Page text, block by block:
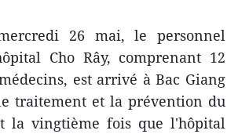
26 mai, le personnel
Cho Rây, comprenant 12
est arrivé à Bac Giang
traitement et la prévention du
la vingtième fois que l'hôpital